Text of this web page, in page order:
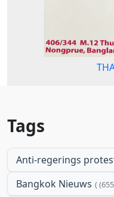
Tags
Anti-regerings
Bangkok Nieuws